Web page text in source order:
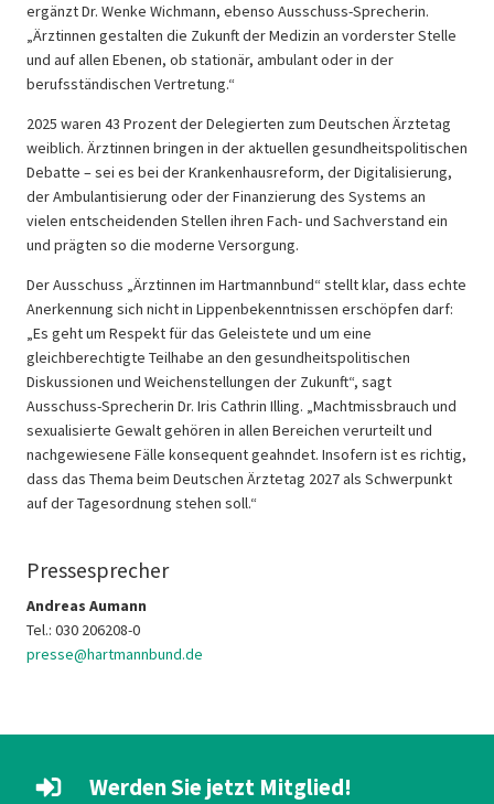
ergänzt Dr. Wenke Wichmann, ebenso Ausschuss-Sprecherin.
„Ärztinnen gestalten die Zukunft der Medizin an vorderster Stelle
und auf allen Ebenen, ob stationär, ambulant oder in der
berufsständischen Vertretung.“
2025 waren 43 Prozent der Delegierten zum Deutschen Ärztetag
weiblich. Ärztinnen bringen in der aktuellen gesundheitspolitischen
Debatte – sei es bei der Krankenhausreform, der Digitalisierung,
der Ambulantisierung oder der Finanzierung des Systems an
vielen entscheidenden Stellen ihren Fach- und Sachverstand ein
und prägten so die moderne Versorgung.
Der Ausschuss „Ärztinnen im Hartmannbund“ stellt klar, dass echte
Anerkennung sich nicht in Lippenbekenntnissen erschöpfen darf:
„Es geht um Respekt für das Geleistete und um eine
gleichberechtigte Teilhabe an den gesundheitspolitischen
Diskussionen und Weichenstellungen der Zukunft“, sagt
Ausschuss-Sprecherin Dr. Iris Cathrin Illing. „Machtmissbrauch und
sexualisierte Gewalt gehören in allen Bereichen verurteilt und
nachgewiesene Fälle konsequent geahndet. Insofern ist es richtig,
dass das Thema beim Deutschen Ärztetag 2027 als Schwerpunkt
auf der Tagesordnung stehen soll.“
Pressesprecher
Andreas Aumann
Tel.: 030 206208-0
presse@hartmannbund.de
Werden Sie jetzt Mitglied!